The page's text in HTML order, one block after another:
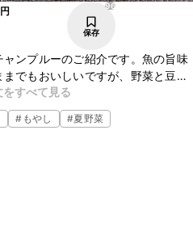
円
96
保存
ンプルーのご紹介です。魚の旨味
でもおいしいですが、野菜と豆腐
を楽しめます。お酒のお供にもよ
。
をすべて見る
# もやし #夏野菜